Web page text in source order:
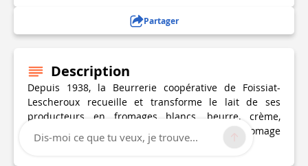
Partager
Description
Depuis 1938, la Beurrerie coopérative de Foissiat-
Lescheroux recueille et transforme le lait de ses
producteurs en fromages blancs, beurre, crème,
fromages (galet doux, coquibresse, vieux coq, fromage
blanc en seau), sous le nom de Coq d'Or.
Dis-moi ce que tu veux, je trouve...